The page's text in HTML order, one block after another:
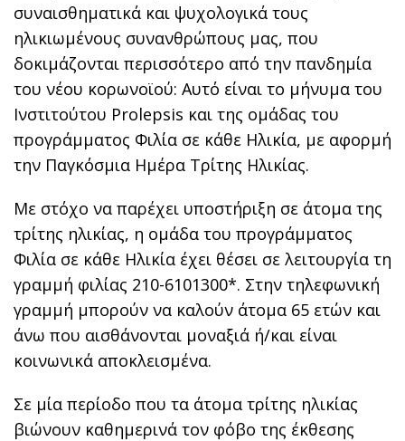
συναισθηματικά και ψυχολογικά τους
ηλικιωμένους συνανθρώπους μας, που
δοκιμάζονται περισσότερο από την πανδημία
του νέου κορωνοϊού: Αυτό είναι το μήνυμα του
Ινστιτούτου Prolepsis και της ομάδας του
προγράμματος Φιλία σε κάθε Ηλικία, με αφορμή
την Παγκόσμια Ημέρα Τρίτης Ηλικίας.
Με στόχο να παρέχει υποστήριξη σε άτομα της
τρίτης ηλικίας, η ομάδα του προγράμματος
Φιλία σε κάθε Ηλικία έχει θέσει σε λειτουργία τη
γραμμή φιλίας 210-6101300*. Στην τηλεφωνική
γραμμή μπορούν να καλούν άτομα 65 ετών και
άνω που αισθάνονται μοναξιά ή/και είναι
κοινωνικά αποκλεισμένα.
Σε μία περίοδο που τα άτομα τρίτης ηλικίας
βιώνουν καθημερινά τον φόβο της έκθεσης